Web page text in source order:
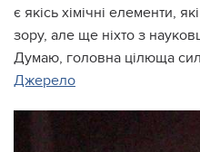
є якісь хімічні елементи,
зору, але ще ніхто з
Думаю, головна цілюща
Джерело